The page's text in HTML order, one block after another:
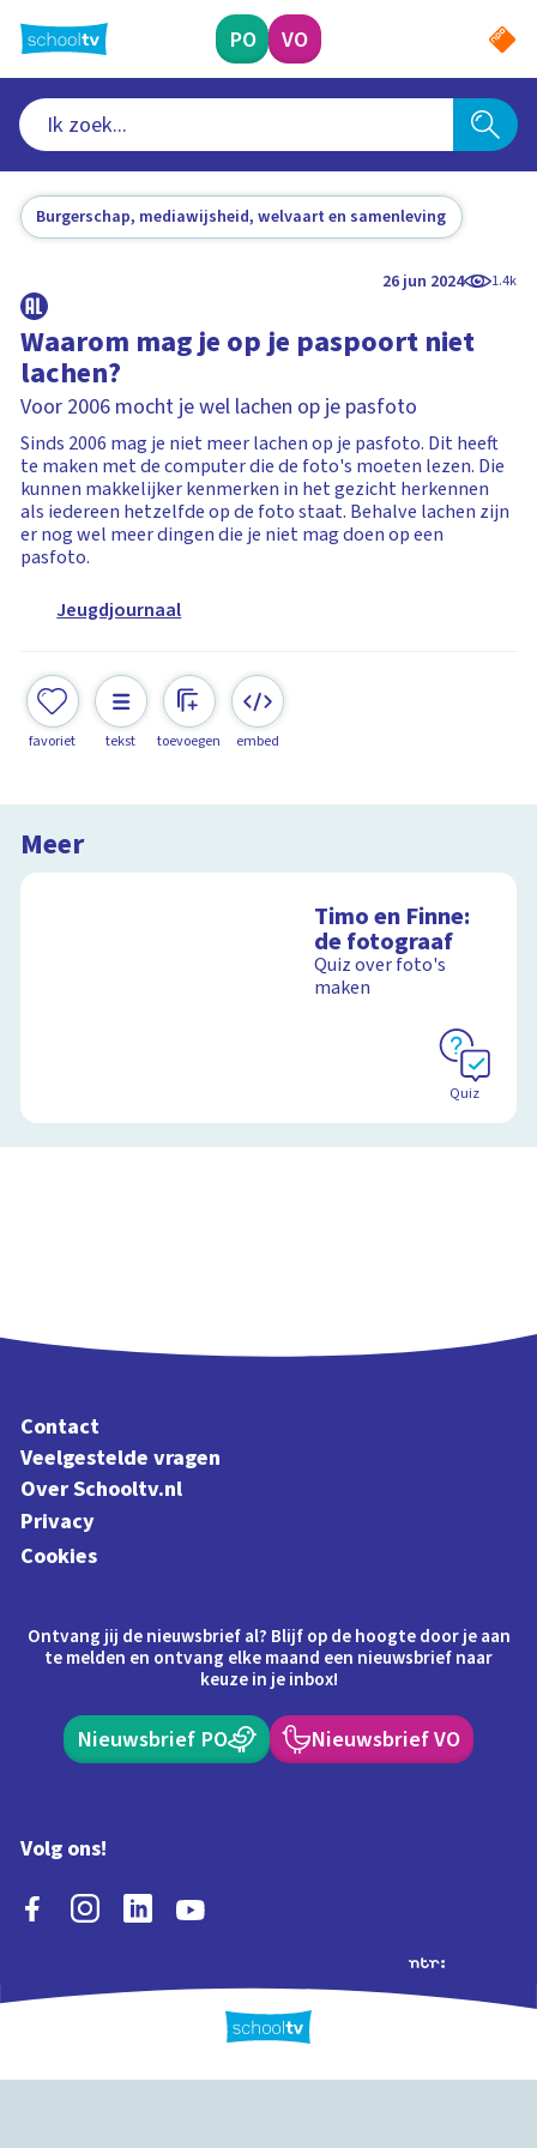
naar
hoofdinhoud
PO VO
Burgerschap, mediawijsheid, welvaart en samenleving
26 jun 2024 1.4k
Waarom mag je op je paspoort niet
lachen?
Voor 2006 mocht je wel lachen op je pasfoto
Sinds 2006 mag je niet meer lachen op je pasfoto. Dit heeft
te maken met de computer die de foto's moeten lezen. Die
kunnen makkelijker kenmerken in het gezicht herkennen
als iedereen hetzelfde op de foto staat. Behalve lachen zijn
er nog wel meer dingen die je niet mag doen op een
pasfoto.
Jeugdjournaal
favoriet tekst toevoegen embed
Meer
Timo en Finne:
de fotograaf
Quiz over foto's
maken
Quiz
Contact
Veelgestelde vragen
Over Schooltv.nl
Privacy
Cookies
Ontvang jij de nieuwsbrief al? Blijf op de hoogte door je aan
te melden en ontvang elke maand een nieuwsbrief naar
keuze in je inbox!
Nieuwsbrief PO Nieuwsbrief VO
Volg ons!